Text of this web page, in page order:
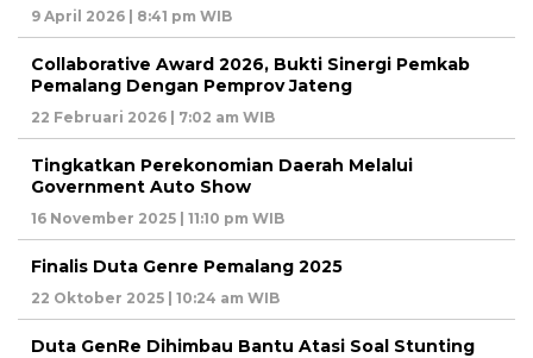
9 April 2026 | 8:41 pm WIB
Collaborative Award 2026, Bukti Sinergi Pemkab
Pemalang Dengan Pemprov Jateng
22 Februari 2026 | 7:02 am WIB
Tingkatkan Perekonomian Daerah Melalui
Government Auto Show
16 November 2025 | 11:10 pm WIB
Finalis Duta Genre Pemalang 2025
22 Oktober 2025 | 10:24 am WIB
Duta GenRe Dihimbau Bantu Atasi Soal Stunting